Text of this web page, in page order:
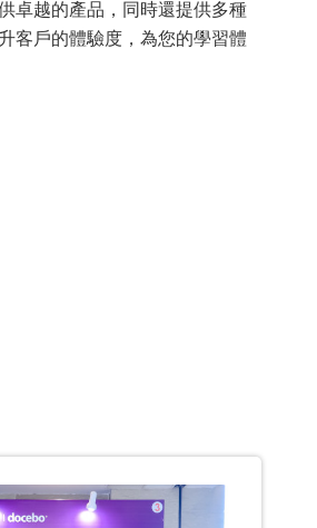
卓越的產品，同時還提供多種
客戶的體驗度，為您的學習體